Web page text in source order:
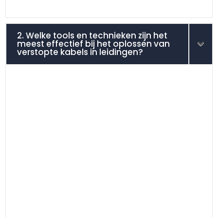
2. Welke tools en technieken zijn het
meest effectief bij het oplossen van
verstopte kabels in leidingen?